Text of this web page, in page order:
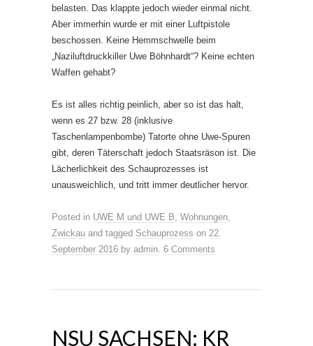
belasten. Das klappte jedoch wieder einmal nicht.
Aber immerhin wurde er mit einer Luftpistole
beschossen. Keine Hemmschwelle beim
„Naziluftdruckkiller Uwe Böhnhardt“? Keine echten
Waffen gehabt?
Es ist alles richtig peinlich, aber so ist das halt,
wenn es 27 bzw. 28 (inklusive
Taschenlampenbombe) Tatorte ohne Uwe-Spuren
gibt, deren Täterschaft jedoch Staatsräson ist. Die
Lächerlichkeit des Schauprozesses ist
unausweichlich, und tritt immer deutlicher hervor.
Posted in UWE M und UWE B, Wohnungen,
Zwickau and tagged Schauprozess on 22.
September 2016 by admin. 6 Comments
NSU SACHSEN: KR